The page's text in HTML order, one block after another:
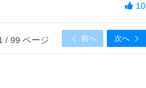
10
/ 99 ページ 前へ 次へ